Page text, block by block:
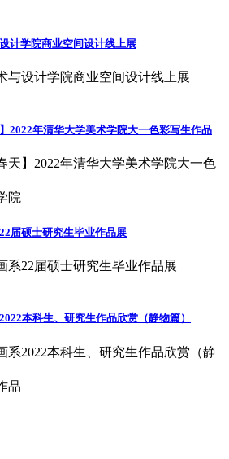
计学院商业空间设计线上展
与设计学院商业空间设计线上展
2022年清华大学美术学院大一色彩写生作品
天】2022年清华大学美术学院大一色
届硕士研究生毕业作品展
系22届硕士研究生毕业作品展
本科生、研究生作品欣赏（静物篇）
系2022本科生、研究生作品欣赏（静